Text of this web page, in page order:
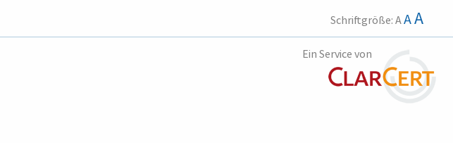
Schriftgröße: AAA
Ein Service von